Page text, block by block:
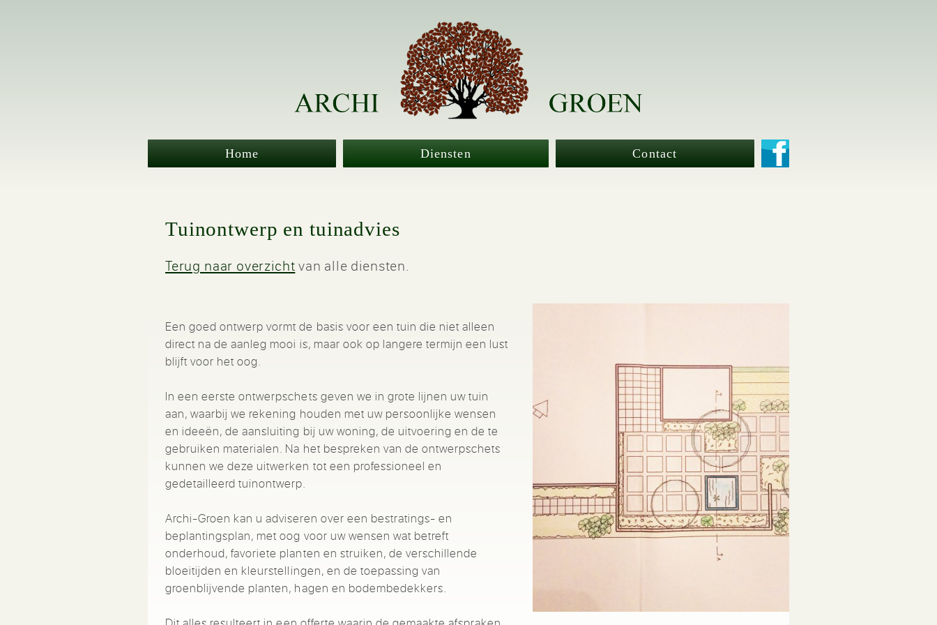
Home Diensten Contact
Tuinontwerp en tuinadvies
Terug naar overzicht van alle diensten.
Een goed ontwerp vormt de basis voor een tuin die niet alleen
direct na de aanleg mooi is, maar ook op langere termijn een lust
blijft voor het oog.
In een eerste ontwerpschets geven we in grote lijnen uw tuin
aan, waarbij we rekening houden met uw persoonlijke wensen
en ideeën, de aansluiting bij uw woning, de uitvoering en de te
gebruiken materialen. Na het bespreken van de ontwerpschets
kunnen we deze uitwerken tot een professioneel en
gedetailleerd tuinontwerp.
Archi-Groen kan u adviseren over een bestratings- en
beplantingsplan, met oog voor uw wensen wat betreft
onderhoud, favoriete planten en struiken, de verschillende
bloeitijden en kleurstellingen, en de toepassing van
groenblijvende planten, hagen en bodembedekkers.